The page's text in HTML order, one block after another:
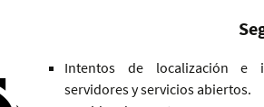
Intentos de localización e
servidores y servicios abiertos.